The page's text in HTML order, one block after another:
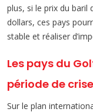
plus, si le prix du baril
dollars, ces pays
stable et réaliser
Les pays du
période de crise
Sur le plan